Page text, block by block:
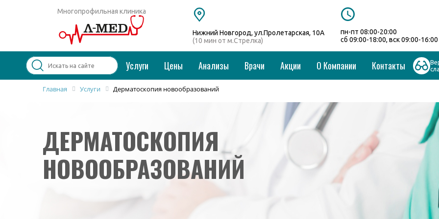
Многопрофильная клиника
Нижний Новгород, ул.Пролетарская, 10А
(10 мин от м.Стрелка)
пн-пт 08:00-20:00
сб 09:00-18:00, вск 09:00-16:00
Услуги Цены Анализы Врачи Акции О Компании Контакты
Дерматолог
Косметология
Удаление бородавок
Главная Услуги Дерматоскопия новообразований
ДЕРМАТОСКОПИЯ
НОВООБРАЗОВАНИЙ